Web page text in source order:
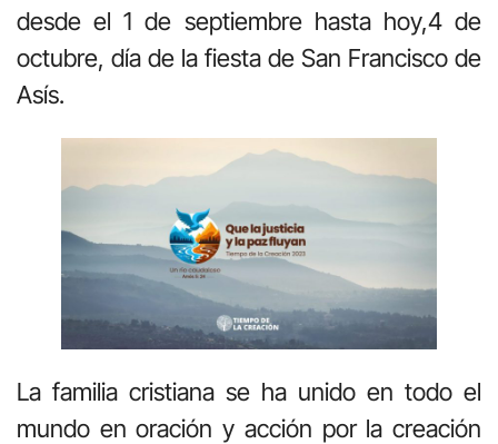
desde el 1 de septiembre hasta hoy,4 de
octubre, día de la fiesta de San Francisco de
Asís.
La familia cristiana se ha unido en todo el
mundo en oración y acción por la creación